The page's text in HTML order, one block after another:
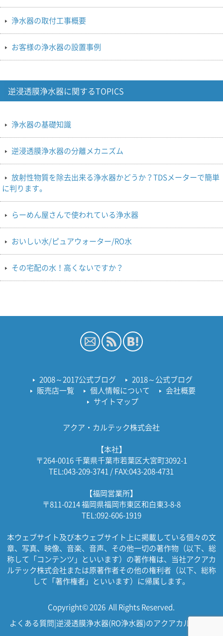
浄水器の取付工事概要
お客様の浄水器の設置事例
逆浸透膜浄水器に関するTOPICS
浄水器の基礎知識
逆浸透膜浄水器の分離メカニズム
放射性物質を除去出来る浄水器かどうか？TDSメーターで簡単
に判ります。
らーめん屋さんで使われている浄水器
おいしい水/ピュアウォーター/RO水
その宅配の水！高くないですか？
2008～2017公式ブログ
2018～公式ブログ
販売店一覧
個人情報について
会社概要
サイトマップ
アクア・カルテック株式会社
【本社】
〒264-0016 千葉県千葉市若葉区大宮町3092-1
TEL:043-209-3741 / FAX:043-208-4731
【福岡営業所】
〒811-0214 福岡県福岡市東区和白東3-8-8
TEL:092-606-1919
本ウェブサイト及び本ウェブサイト上に掲載している個々の文
章、写真、映像、音楽、音声、その他一切の著作物（以下、総
称して「コンテンツ」といいます）の著作権は、当社アクアカ
ルテック株式会社または原著作者その他の権利者（以下、総称
して「著作権者」といいます）に帰属します。
Copyright© 2026 All Rights Reserved.
よくある質問|逆浸透膜浄水器(RO浄水器)のアクアカルテック